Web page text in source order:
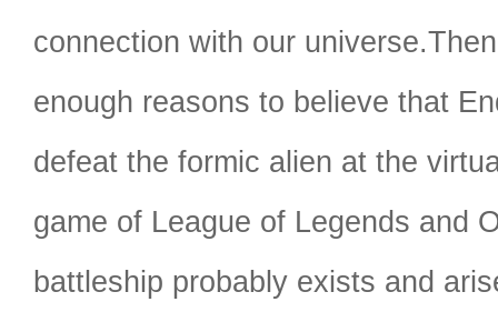
connection with our
enough reasons to believe that
defeat the formic alien at the
game of League of Legends and
battleship probably exists and